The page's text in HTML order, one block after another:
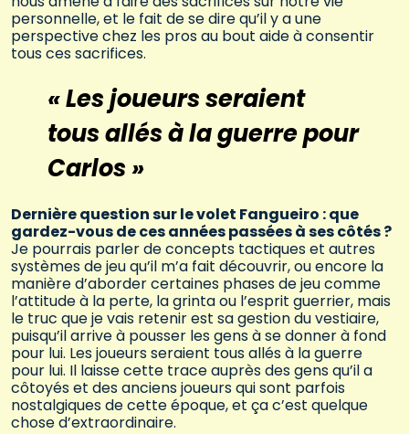
personnelle, et le fait de se dire qu’il y a une
perspective chez les pros au bout aide à consentir
tous ces sacrifices.
« Les joueurs seraient
tous allés à la guerre pour
Carlos »
Dernière question sur le volet Fangueiro : que
gardez-vous de ces années passées à ses côtés ?
Je pourrais parler de concepts tactiques et autres
systèmes de jeu qu’il m’a fait découvrir, ou encore la
manière d’aborder certaines phases de jeu comme
l’attitude à la perte, la grinta ou l’esprit guerrier, mais
le truc que je vais retenir est sa gestion du vestiaire,
puisqu’il arrive à pousser les gens à se donner à fond
pour lui. Les joueurs seraient tous allés à la guerre
pour lui. Il laisse cette trace auprès des gens qu’il a
côtoyés et des anciens joueurs qui sont parfois
nostalgiques de cette époque, et ça c’est quelque
chose d’extraordinaire.